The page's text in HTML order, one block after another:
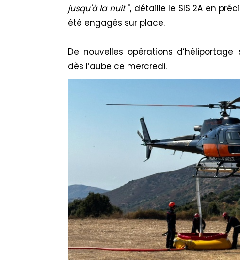
jusqu'à la nuit", détaille le SIS 2A en
été engagés sur place.
De nouvelles opérations
dès l’aube ce mercredi.